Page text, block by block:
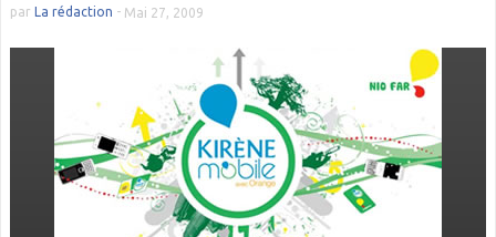
par La rédaction - Mai 27, 2009